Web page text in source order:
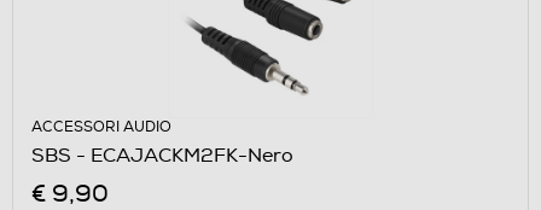
ACCESSORI AUDIO
SBS - ECAJACKM2FK-Nero
€ 9,90